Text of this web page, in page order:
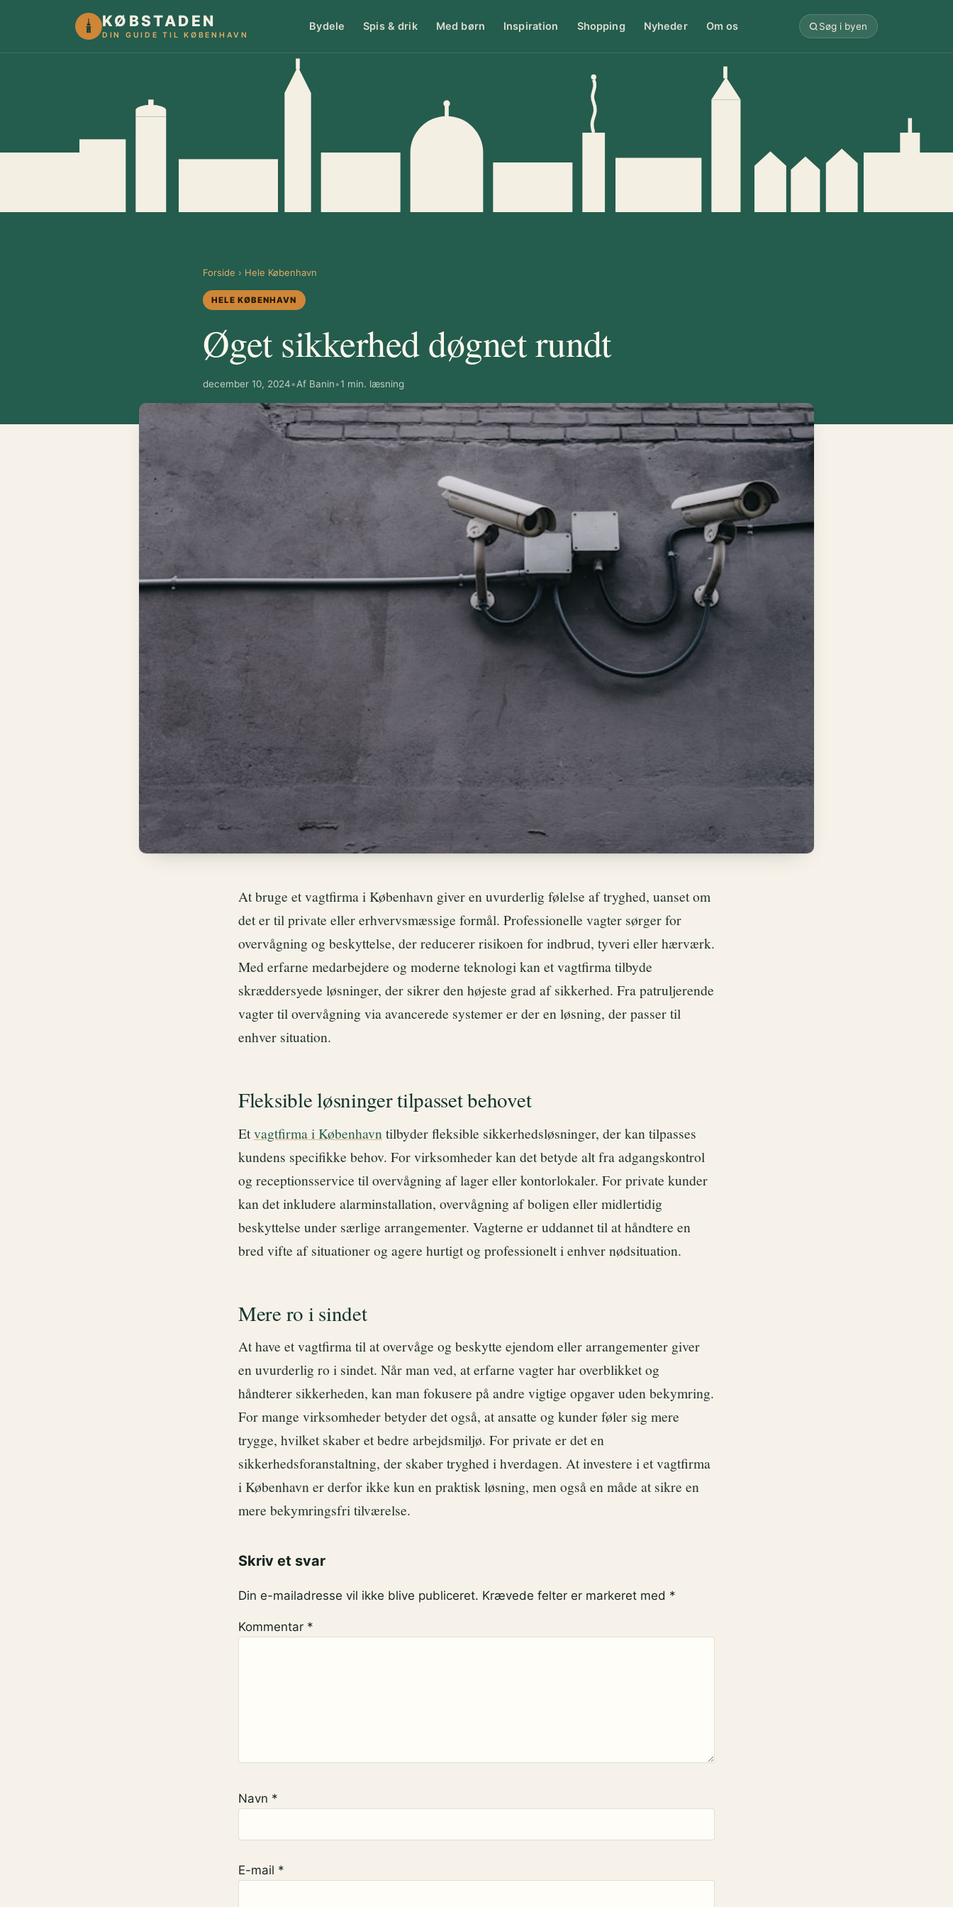
KØBSTADEN
DIN GUIDE TIL KØBENHAVN
Bydele Spis & drik Med børn Inspiration Shopping Nyheder Om os Søg i byen
Forside › Hele København
HELE KØBENHAVN
Øget sikkerhed døgnet rundt
december 10, 2024•Af Banin•1 min. læsning
At bruge et vagtfirma i København giver en uvurderlig følelse af tryghed, uanset om
det er til private eller erhvervsmæssige formål. Professionelle vagter sørger for
overvågning og beskyttelse, der reducerer risikoen for indbrud, tyveri eller hærværk.
Med erfarne medarbejdere og moderne teknologi kan et vagtfirma tilbyde
skræddersyede løsninger, der sikrer den højeste grad af sikkerhed. Fra patruljerende
vagter til overvågning via avancerede systemer er der en løsning, der passer til
enhver situation.
Fleksible løsninger tilpasset behovet
Etvagtfirma i København tilbyder fleksible sikkerhedsløsninger, der kan tilpasses
kundens specifikke behov. For virksomheder kan det betyde alt fra adgangskontrol
og receptionsservice til overvågning af lager eller kontorlokaler. For private kunder
kan det inkludere alarminstallation, overvågning af boligen eller midlertidig
beskyttelse under særlige arrangementer. Vagterne er uddannet til at håndtere en
bred vifte af situationer og agere hurtigt og professionelt i enhver nødsituation.
Mere ro i sindet
At have et vagtfirma til at overvåge og beskytte ejendom eller arrangementer giver
en uvurderlig ro i sindet. Når man ved, at erfarne vagter har overblikket og
håndterer sikkerheden, kan man fokusere på andre vigtige opgaver uden bekymring.
For mange virksomheder betyder det også, at ansatte og kunder føler sig mere
trygge, hvilket skaber et bedre arbejdsmiljø. For private er det en
sikkerhedsforanstaltning, der skaber tryghed i hverdagen. At investere i et vagtfirma
i København er derfor ikke kun en praktisk løsning, men også en måde at sikre en
mere bekymringsfri tilværelse.
Skriv et svar
Din e-mailadresse vil ikke blive publiceret. Krævede felter er markeret med *
Kommentar *
Navn *
E-mail *